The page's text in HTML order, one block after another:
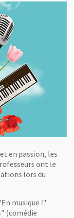
en passion, les
ont le
lors du
musique !"
(comédie